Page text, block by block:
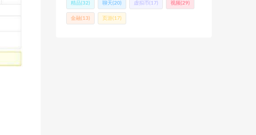
精品(32) 聊天(20) 虚拟币(17) 视频(29)
金融(13) 页游(17)